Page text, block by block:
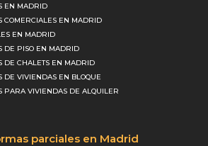
EN MADRID
COMERCIALES EN MADRID
EN MADRID
DE PISO EN MADRID
DE CHALETS EN MADRID
DE VIVIENDAS EN BLOQUE
PARA VIVIENDAS DE ALQUILER
parciales en Madrid